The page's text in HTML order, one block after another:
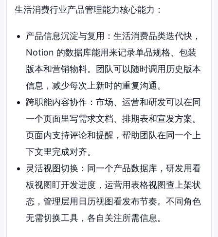
生活消费行业产品管理能力核心能力：
产品信息沉淀与复用：生活消费品类迭代快，
Notion 的数据库能用来记录单品规格、包装
版本和营销物料。团队可以随时调用历史版本
信息，减少每次上新时的重复沟通。
跨职能内容协作：市场、运营和研发可以在同
一个页面里写需求文档、排期表和宣发方案。
页面内支持评论和提醒，帮助团队在同一个上
下文里完成对齐。
灵活视图切换：同一个产品数据库，研发用看
板视图盯开发进度，运营用表格视图查上架状
态，管理层用日历视图看发布节奏。不同角色
无需切换工具，各自关注所需信息。